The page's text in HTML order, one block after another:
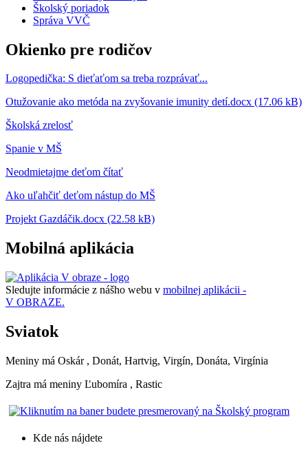
Školský poriadok
Správa VVČ
Okienko pre rodičov
Logopedička: S dieťaťom sa treba rozprávať...
Otužovanie ako metóda na zvyšovanie imunity detí.docx (17.06 kB)
Školská zrelosť
Spanie v MŠ
Neodmietajme deťom čítať
Ako uľahčiť deťom nástup do MŠ
Projekt Gazdáčik.docx (22.58 kB)
Mobilná aplikácia
Sledujte informácie z nášho webu v mobilnej aplikácii -
V OBRAZE.
Sviatok
Meniny má Oskár , Donát, Hartvig, Virgín, Donáta, Virgínia
Zajtra má meniny Ľubomíra , Rastic
Kde nás nájdete